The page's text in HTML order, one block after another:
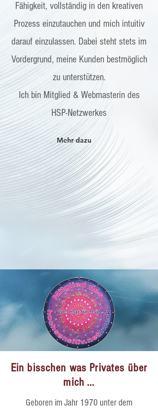
Fähigkeit, vollständig in den kreativen
Prozess einzutauchen und mich intuitiv
darauf einzulassen. Dabei steht stets im
Vordergrund, meine Kunden bestmöglich
zu unterstützen.
Ich bin Mitglied & Webmasterin des
HSP-Netzwerkes
Mehr dazu
​​​Ein bisschen was Privates über
mich ...
​Geboren im Jahr 1970 unter dem